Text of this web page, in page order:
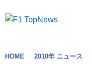
HOME 2010年 ニュース